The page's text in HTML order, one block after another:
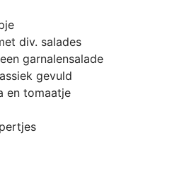
div. salades
garnalensalade
gevuld
en tomaatje